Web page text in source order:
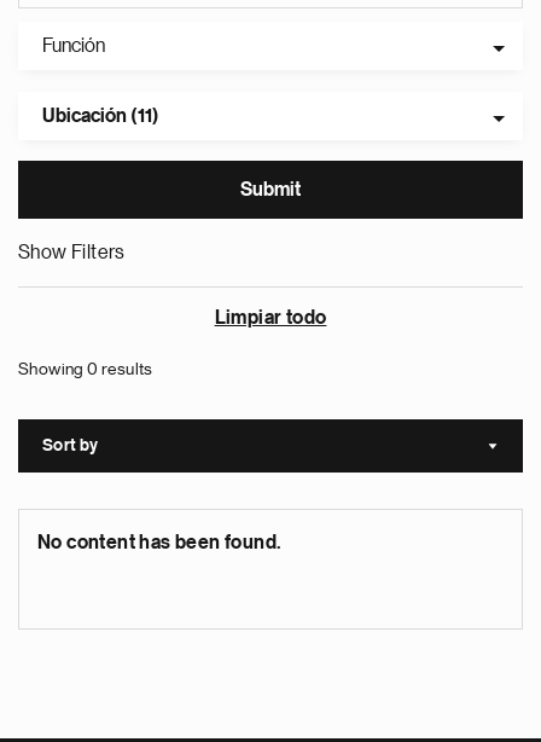
Función
Ubicación (11)
Show Filters
Limpiar todo
Showing 0 results
Sort by Sort
No content has been found.